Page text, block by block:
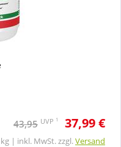
43,95 UVP 1 37,99 €
| inkl. MwSt. zzgl.Versand